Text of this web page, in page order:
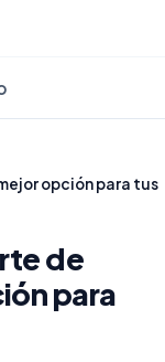
opción para tus
de
para